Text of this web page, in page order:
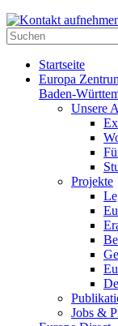
Startseite
Europa
Baden-
Unsere
Projekte
Jobs &